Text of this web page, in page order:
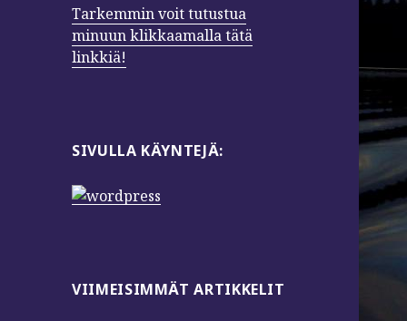
Tarkemmin voit tutustua
minuun klikkaamalla tätä
linkkiä!
SIVULLA KÄYNTEJÄ:
VIIMEISIMMÄT ARTIKKELIT